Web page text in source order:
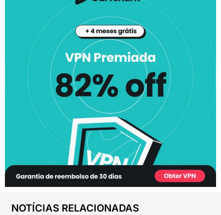
NOTÍCIAS RELACIONADAS